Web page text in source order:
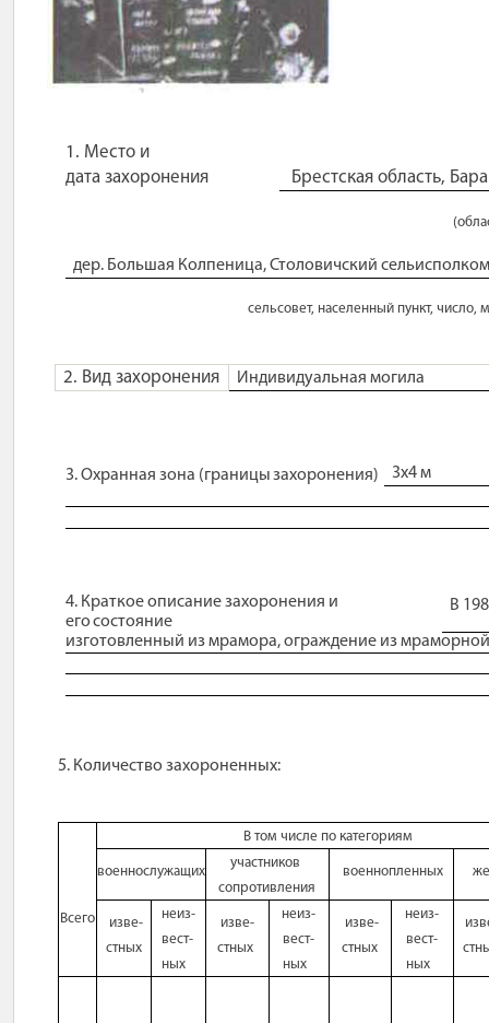
1. Место и
дата захоронения Брестская область,
дер. Большая Колпеница, Столовичский
сельсовет, населенный пункт, число,
2. Вид захоронения Индивидуальная могила
3. Охранная зона (границызахоронения) 3х4м
4. Краткое описание захоронения и
егосостояние
В
изготовленный из мрамора, ограждение из
5. Количество захороненных:
Всего
В том числе по категориям
военнослужащих
участников
сопротивления
военнопленных
изве-
стных
неиз-
вест-
ных
изве-
стных
неиз-
вест-
ных
изве-
стных
неиз-
вест-
ных